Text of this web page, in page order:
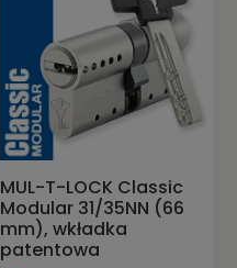
MUL-T-LOCK Classic
Modular 31/35NN (66
mm), wkładka
patentowa